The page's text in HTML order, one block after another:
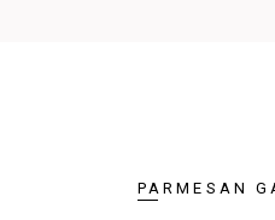
PARMESAN